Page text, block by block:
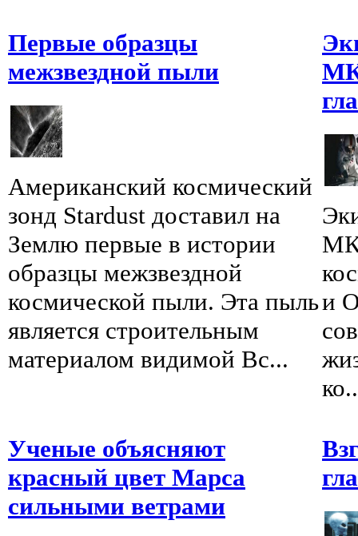
Первые образцы
межзвездной пыли
Американский космический
зонд Stardust доставил на
Землю первые в истории
образцы межзвездной
космической пыли. Эта пыль
является строительным
материалом видимой Вс...
и
Ученые объясняют
красный цвет Марса
сильными ветрами